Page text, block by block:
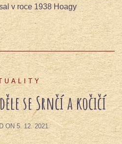
v roce 1938 Hoagy
se Srnčí a kočičí
ON5. 12. 2021